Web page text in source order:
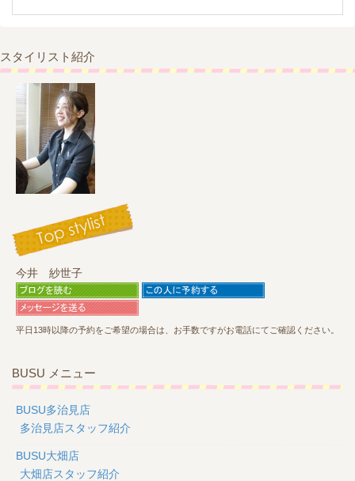
スタイリスト紹介
今井 紗世子
平日13時以降の予約をご希望の場合は、お手数ですがお電話にてご確認ください。
BUSU メニュー
BUSU多治見店
多治見店スタッフ紹介
BUSU大畑店
大畑店スタッフ紹介